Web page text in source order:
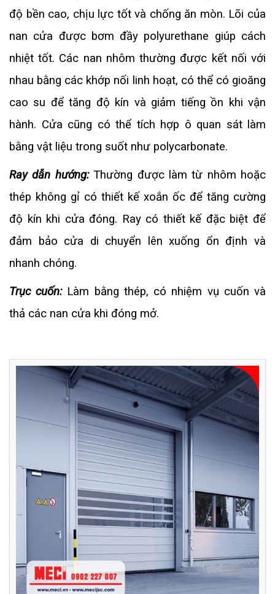
độ bền cao, chịu lực tốt và chống ăn mòn. Lõi của
nan cửa được bơm đầy polyurethane giúp cách
nhiệt tốt. Các nan nhôm thường được kết nối với
nhau bằng các khớp nối linh hoạt, có thể có gioăng
cao su để tăng độ kín và giảm tiếng ồn khi vận
hành. Cửa cũng có thể tích hợp ô quan sát làm
bằng vật liệu trong suốt như polycarbonate.
Ray dẫn hướng:Thường được làm từ nhôm hoặc
thép không gỉ có thiết kế xoắn ốc để tăng cường
độ kín khi cửa đóng. Ray có thiết kế đặc biệt để
đảm bảo cửa di chuyển lên xuống ổn định và
nhanh chóng.
Trục cuốn:Làm bằng thép, có nhiệm vụ cuốn và
thả các nan cửa khi đóng mở.